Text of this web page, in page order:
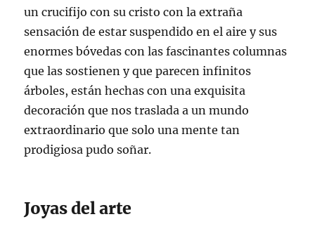
un crucifijo con su cristo con la extraña
sensación de estar suspendido en el aire y sus
enormes bóvedas con las fascinantes columnas
que las sostienen y que parecen infinitos
árboles, están hechas con una exquisita
decoración que nos traslada a un mundo
extraordinario que solo una mente tan
prodigiosa pudo soñar.
Joyas del arte